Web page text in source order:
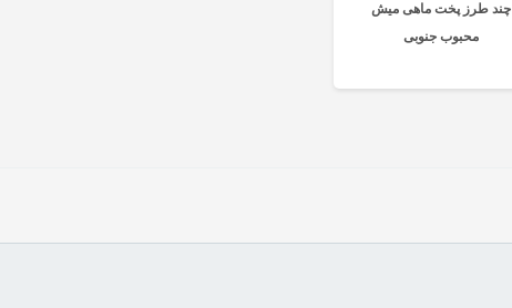
چند طرز پخت ماهی میش
محبوب جنوبی